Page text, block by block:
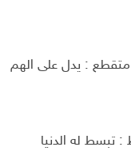
: يدل على الهم
تبسط له الدنيا